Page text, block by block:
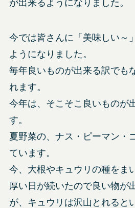
が出来るようになりました。
今では皆さんに「美味しい～
ようになりました。
毎年良いものが出来る訳でも
れます。
今年は、そこそこ良いものが
す。
夏野菜の、ナス・ピーマン・
ています。
今、大根やキュウリの種をま
厚い日が続いたので良い物が
が、キュウリは沢山とれると